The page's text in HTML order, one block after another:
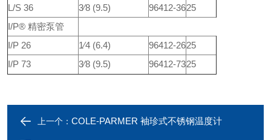
L/S 36
3⁄8 (9.5) 96412-3625
I/P® 精密泵管
I/P 26
1⁄4 (6.4) 96412-2625
I/P 73
3⁄8 (9.5) 96412-7325
上一个： COLE-PARMER 袖珍式不锈钢温度计